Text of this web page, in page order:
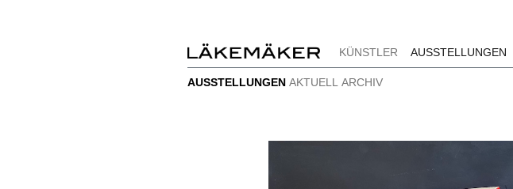
KÜNSTLER AUSSTELLUNGEN
AUSSTELLUNGEN AKTUELL ARCHIV